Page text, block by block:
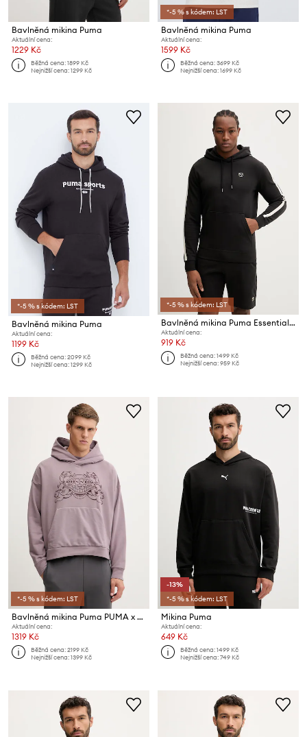
Bavlněná mikina Puma
Aktuální cena:
1229 Kč
Běžná cena:1899 Kč
Nejnižší cena:1299 Kč
*-5 % s kódem: LST
Bavlněná mikina Puma
Aktuální cena:
1599 Kč
Běžná cena:3699 Kč
Nejnižší cena:1699 Kč
*-5 % s kódem: LST
Bavlněná mikina Puma
Aktuální cena:
1199 Kč
Běžná cena:2099 Kč
Nejnižší cena:1299 Kč
*-5 % s kódem: LST
Bavlněná mikina Puma Essentials Elevated
Aktuální cena:
919 Kč
Běžná cena:1499 Kč
Nejnižší cena:959 Kč
*-5 % s kódem: LST
Bavlněná mikina Puma PUMA x RIPNDIP
Aktuální cena:
1319 Kč
Běžná cena:2199 Kč
Nejnižší cena:1399 Kč
-13%
*-5 % s kódem: LST
Mikina Puma
Aktuální cena:
649 Kč
Běžná cena:1499 Kč
Nejnižší cena:749 Kč